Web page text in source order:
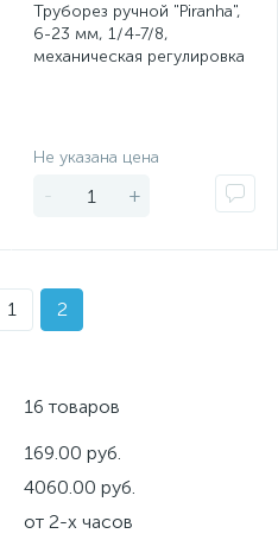
Труборез ручной "Piranha",
6-23 мм, 1/4-7/8,
механическая регулировка
Не указана цена
- +
1 2
16 товаров
169.00 руб.
4060.00 руб.
от 2-х часов